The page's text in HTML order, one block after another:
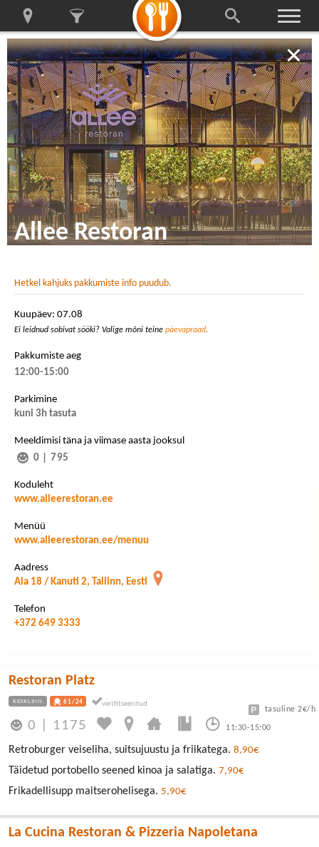
Allee Restoran
Hetkel kahjuks pakkumiste info puudub.
Kuupäev: 07.08
Ei leidnud sobivat sööki? Valige mõni teine päevapraad.
Pakkumiste aeg
12:00-15:00
Parkimine
kuni 3h tasuta
Meeldimisi täna ja viimase aasta jooksul
0
795
Koduleht
www.alleerestoran.ee
Menüü
www.alleerestoran.ee/menuu
Aadress
Aia 18 / Kanuti 2, Tallinn, Eesti
Telefon
+372 649 3333
Restoran Platz
KESKLINN 61/24
0 1175 11:30-15:00
tasuline 2€/h
Retroburger veiseliha, suitsujuustu ja friikatega. 8,90€
Täidetud portobello seened kinoa ja salatiga. 7,90€
Frikadellisupp maitserohelisega. 5,90€
La Cucina Restoran & Pizzeria Napoletana